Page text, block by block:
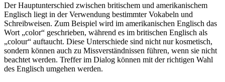
Der Hauptunterschied zwischen britischem und amerikanischem
Englisch liegt in der Verwendung bestimmter Vokabeln und
Schreibweisen. Zum Beispiel wird im amerikanischen Englisch das
Wort „color“ geschrieben, während es im britischen Englisch als
„colour“ auftaucht. Diese Unterschiede sind nicht nur kosmetisch,
sondern können auch zu Missverständnissen führen, wenn sie nicht
beachtet werden. Treffer im Dialog können mit der richtigen Wahl
des Englisch umgehen werden.